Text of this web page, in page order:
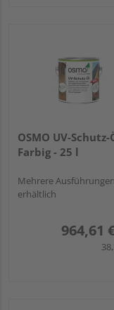
OSMO UV-Schutz-
Farbig - 25 l
Mehrere Ausführungen
erhältlich
964,61